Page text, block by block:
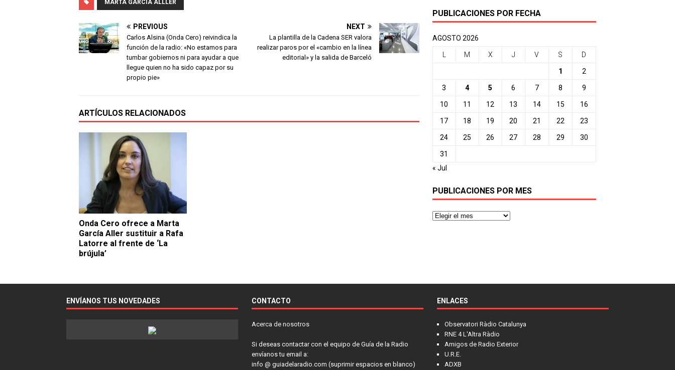
MARTA GARCIA ALLLER
PREVIOUS
Carlos Alsina (Onda Cero) reivindica la
función de la radio: «No estamos para
tumbar gobiernos ni para ayudar a que
llegue quien no ha sido capaz por su
propio pie»
NEXT
La plantilla de la Cadena SER valora
realizar paros por el «cambio en la línea
editorial» y la salida de Barceló
ARTÍCULOS RELACIONADOS
Onda Cero ofrece a Marta
García Aller sustituir a Rafa
Latorre al frente de ‘La
brújula’
PUBLICACIONES POR FECHA
AGOSTO 2026
L M X J V S D
1 2
3 4 5 6 7 8 9
10 11 12 13 14 15 16
17 18 19 20 21 22 23
24 25 26 27 28 29 30
31
« Jul
PUBLICACIONES POR MES
ENVÍANOS TUS NOVEDADES CONTACTO
Acerca de nosotros
Si deseas contactar con el equipo de Guía de la Radio
envíanos tu email a:
info @ guiadelaradio.com (suprimir espacios en blanco)
ENLACES
Observatori Ràdio Catalunya
RNE 4 L'Altra Ràdio
Amigos de Radio Exterior
U.R.E.
ADXB